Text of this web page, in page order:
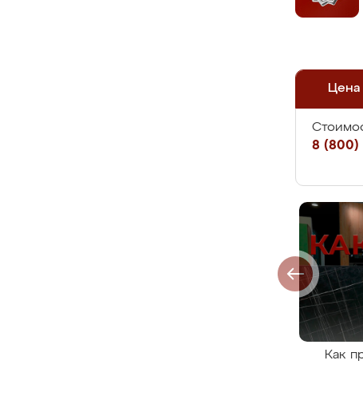
Цена
8 (800)
Как